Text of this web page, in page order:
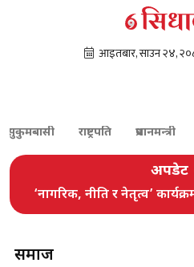
राष्ट्रपति प्रधानमन्त्री कांग्रेस
अपडेट
‘नागरिक, नीति र नेतृत्व’
समाज